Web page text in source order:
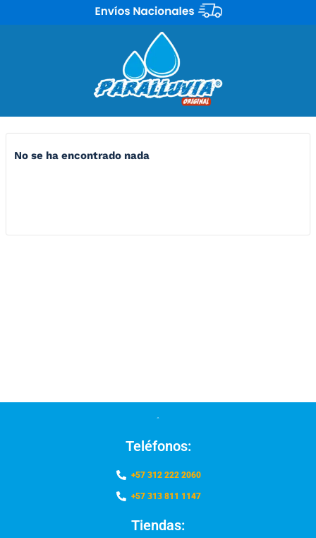
No se ha encontrado nada
Teléfonos:
+57 312 222 2060
+57 313 811 1147
Tiendas: